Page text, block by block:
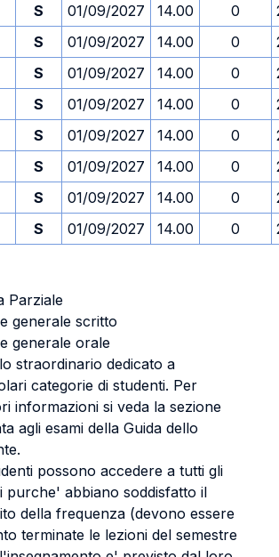
S 01/09/2027 14.00 0
S 01/09/2027 14.00 0
S 01/09/2027 14.00 0
S 01/09/2027 14.00 0
S 01/09/2027 14.00 0
S 01/09/2027 14.00 0
S 01/09/2027 14.00 0
S 01/09/2027 14.00 0
Parziale
generale scritto
generale orale
straordinario dedicato a
categorie di studenti. Per
informazioni si veda la sezione
agli esami della Guida dello
possono accedere a tutti gli
purche' abbiano soddisfatto il
della frequenza (devono essere
terminate le lezioni del semestre